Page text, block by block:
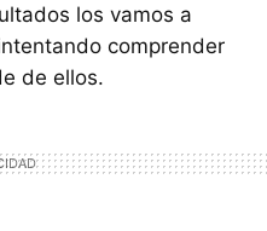
los vamos a
comprender
de ellos.